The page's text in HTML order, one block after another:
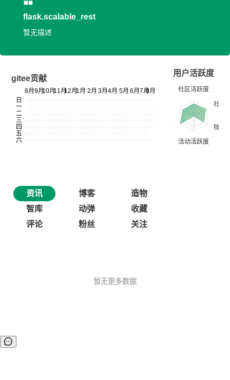
flask.scalable_rest
暂无描述
gitee贡献
用户活跃度
资讯 博客
造物
智库
动弹
收藏
评论
粉丝 关注
暂无更多数据